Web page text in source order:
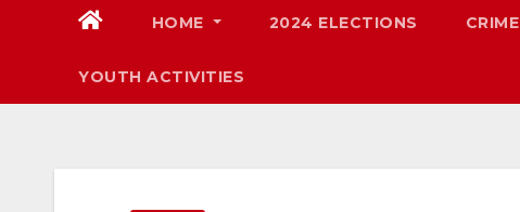
HOME 2024 ELECTIONS CRIME
YOUTH ACTIVITIES